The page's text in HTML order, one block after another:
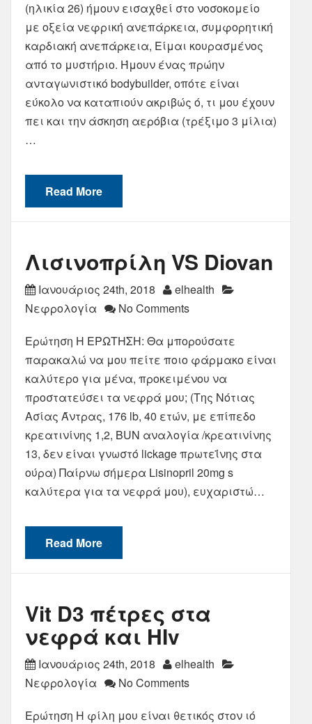
(ηλικία 26) ήμουν εισαχθεί στο νοσοκομείο
με οξεία νεφρική ανεπάρκεια, συμφορητική
καρδιακή ανεπάρκεια, Είμαι κουρασμένος
από το μυστήριο. Ήμουν ένας πρώην
ανταγωνιστικό bodybuilder, οπότε είναι
εύκολο να καταπιούν ακριβώς ό, τι μου έχουν
πει και την άσκηση αερόβια (τρέξιμο 3 μίλια)
…
Read More
Λισινοπρίλη VS Diovan
Ιανουάριος 24th, 2018
elhealth
Νεφρολογία
No Comments
Ερώτηση Η ΕΡΩΤΗΣΗ: Θα μπορούσατε
παρακαλώ να μου πείτε ποιο φάρμακο είναι
καλύτερο για μένα, προκειμένου να
προστατεύσει τα νεφρά μου; (Της Νότιας
Ασίας Άντρας, 176 lb, 40 ετών, με επίπεδο
κρεατινίνης 1,2, BUN αναλογία /κρεατινίνης
13, δεν είναι γνωστό lickage πρωτεΐνης στα
ούρα) Παίρνω σήμερα Lisinopril 20mg s
καλύτερα για τα νεφρά μου), ευχαριστώ…
Read More
Vit D3 πέτρες στα
νεφρά και HIv
Ιανουάριος 24th, 2018
elhealth
Νεφρολογία
No Comments
Ερώτηση Η φίλη μου είναι θετικός στον ιό